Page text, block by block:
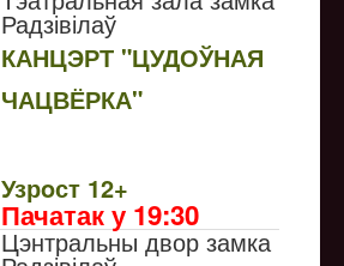
Радзівілаў
КАНЦЭРТ "ЦУДОЎНАЯ
ЧАЦВЁРКА"
Узрoст 12+
Пачатак у 19:30
Цэнтральны двор замка